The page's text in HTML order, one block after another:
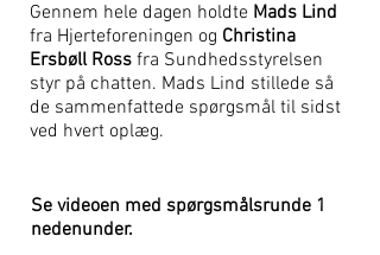
Gennem hele dagen holdte Mads Lind
fra Hjerteforeningen og Christina
Ersbøll Ross fra Sundhedsstyrelsen
styr på chatten. Mads Lind stillede så
de sammenfattede spørgsmål til sidst
ved hvert oplæg.
Se videoen med spørgsmålsrunde 1
nedenunder.